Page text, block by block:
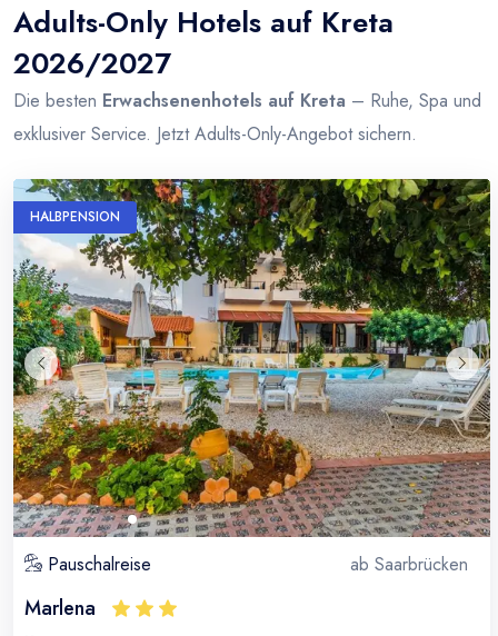
Adults-Only Hotels auf Kreta
2026/2027
Die besten Erwachsenenhotels auf Kreta – Ruhe, Spa und
exklusiver Service. Jetzt Adults-Only-Angebot sichern.
Pauschalreise ab Saarbrücken
HALBPENSION
Marlena